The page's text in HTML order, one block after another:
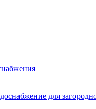
для